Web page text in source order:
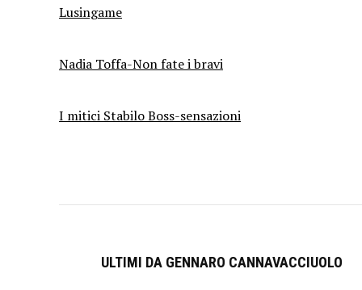
Lusingame
Nadia Toffa-Non fate i bravi
I mitici Stabilo Boss-sensazioni
ULTIMI DA GENNARO CANNAVACCIUOLO